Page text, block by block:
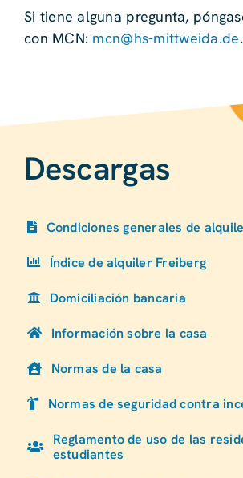
Si tiene alguna pregunta,
con MCN: mcn@hs-mittweida.de.
Descargas
Condiciones generales de
Índice de alquiler Freiberg
Domiciliación bancaria
Información sobre la casa
Normas de la casa
Normas de seguridad contra
Reglamento de uso de las
estudiantes